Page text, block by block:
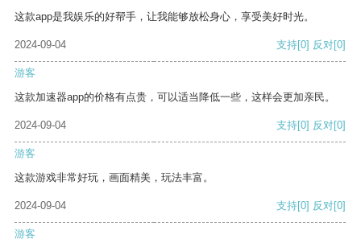
这款app是我娱乐的好帮手，让我能够放松身心，享受美好时光。
2024-09-04 支持[0] 反对[0]
游客
这款加速器app的价格有点贵，可以适当降低一些，这样会更加亲民。
2024-09-04 支持[0] 反对[0]
游客
这款游戏非常好玩，画面精美，玩法丰富。
2024-09-04 支持[0] 反对[0]
游客